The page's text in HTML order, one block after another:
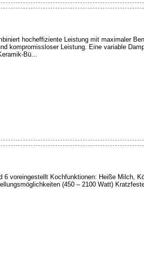
hocheffiziente Leistung mit maximaler
kompromissloser Leistung. Eine variable
Bü...
voreingestellt Kochfunktionen: Heiße Milch,
(450 – 2100 Watt)